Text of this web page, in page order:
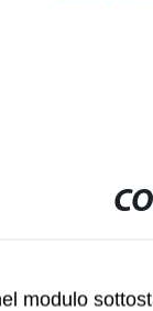
modulo